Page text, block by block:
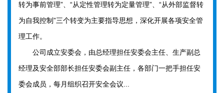
转为事前管理”、“从定性管理转为定量管理”、“从外部监督转
为自我控制”三个转变为主要指导思想，深化开展各项安全管
理工作。
公司成立安委会，由总经理担任安委会主任、生产副总
经理及安全部部长担任安委会副主任，各部门一把手担任安
委会成员，每月组织召开安全会议...